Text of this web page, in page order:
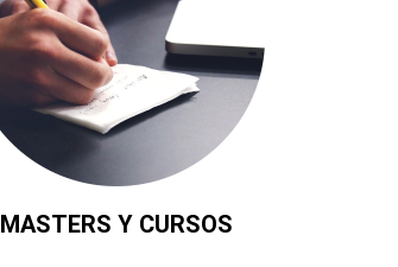
MASTERS Y CURSOS